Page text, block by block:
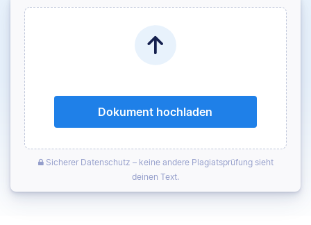
Dokument hochladen
Sicherer Datenschutz – keine andere Plagiatsprüfung sieht
deinen Text.